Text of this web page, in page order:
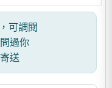
可調閱
過你
送